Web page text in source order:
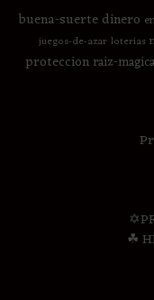
buena-suertedinero
juegos-de-azar loterias
proteccion raiz-magica
☘